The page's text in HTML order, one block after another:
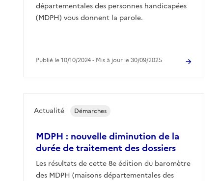
départementales des personnes handicapées
(MDPH) vous donnent la parole.
Publié le 10/10/2024 ‐ Mis à jour le 30/09/2025
MDPH : nouvelle diminution de la
durée de traitement des dossiers
Les résultats de cette 8e édition du baromètre
des MDPH (maisons départementales des
Actualité Démarches